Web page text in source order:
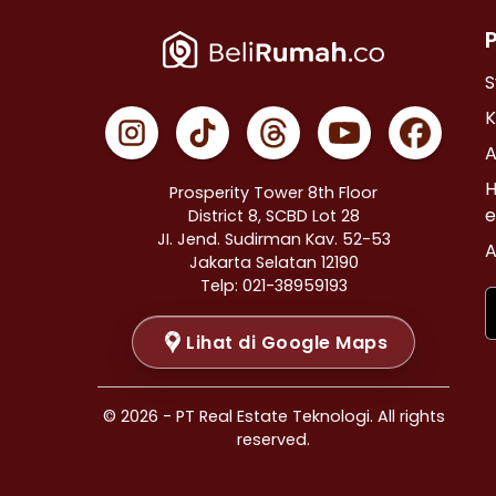
Properti Dijual di Johar Baru >
Properti Dijual di Menteng >
Properti Dijual di Tanah Abang >
Properti Dijual di Kramat >
Properti Dijual di Bendungan Hilir >
Properti Dijual di Jakarta Selatan >
Properti Dijual di Cilandak >
Properti Dijual di Gandaria Selatan >
Properti Dijual di Cipete Selatan >
Properti Dijual di Lenteng Agung >
Properti Dijual di Pondok Pinang >
Properti Dijual di Kebayoran Baru >
Properti Dijual di Mampang Prapatan >
Prosperity Tower 8th Floor
District 8, SCBD Lot 28
JI. Jend. Sudirman Kav. 52-53
Jakarta Selatan 12190
Telp: 021-38959193
Lihat di Google Maps
© 2026 - PT Real Estate Teknologi. All rights
reserved.